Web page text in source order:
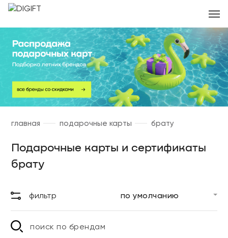
главная подарочные карты брату
Подарочные карты и сертификаты
брату
фильтр
поиск по брендам